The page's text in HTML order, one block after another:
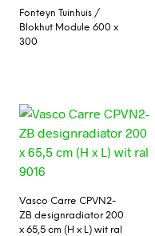
Fonteyn Tuinhuis /
Blokhut Module 600 x
300
Vasco Carre CPVN2-
ZB designradiator 200
x 65,5 cm (H x L) wit ral